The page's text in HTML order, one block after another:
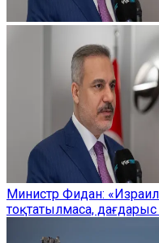
Министр Фидан:
тоқтатылмаса,